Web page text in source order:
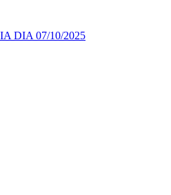
DIA 07/10/2025